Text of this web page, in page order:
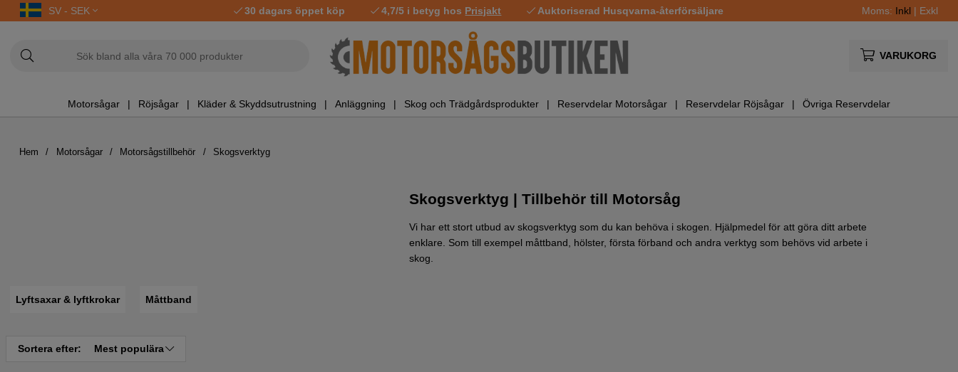
SV - SEK 30 dagars öppet köp 4,7/5 i betyg hos Prisjakt Auktoriserad Husqvarna-återförsäljare Moms: Inkl | Exkl
VARUKORG
Motorsågar Röjsågar Kläder & Skyddsutrustning Anläggning Skog och Trädgårdsprodukter Reservdelar Motorsågar Reservdelar Röjsågar Övriga Reservdelar
Hem Motorsågar Motorsågstillbehör Skogsverktyg
Skogsverktyg | Tillbehör till Motorsåg
Vi har ett stort utbud av skogsverktyg som du kan behöva i skogen. Hjälpmedel för att göra ditt arbete
enklare. Som till exempel måttband, hölster, första förband och andra verktyg som behövs vid arbete i
skog.
Lyftsaxar & lyftkrokar Måttband
Sortera efter: Mest populära